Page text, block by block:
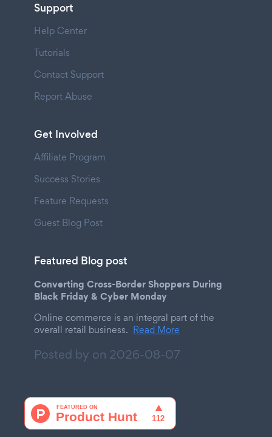
Support
Help Center
Tutorials
Contact Support
Report Abuse
Get Involved
Affiliate Program
Success Stories
Feature Requests
Guest Blog Post
Featured Blog post
Converting Cross-Border Shoppers During
Black Friday & Cyber Monday
Online commerce is an integral part of the
overall retail business. Read More
Posted by on 2026-08-07